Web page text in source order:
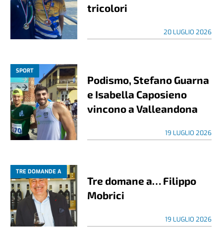
tricolori
20 LUGLIO 2026
SPORT
Podismo, Stefano Guarna
e Isabella Caposieno
vincono a Valleandona
19 LUGLIO 2026
TRE DOMANDE A
Tre domane a… Filippo
Mobrici
19 LUGLIO 2026